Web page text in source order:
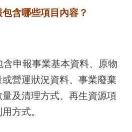
含哪些項目內容？
申報事業基本資料、原物
營運狀況資料、事業廢棄
及清理方式、再生資源項
方式。